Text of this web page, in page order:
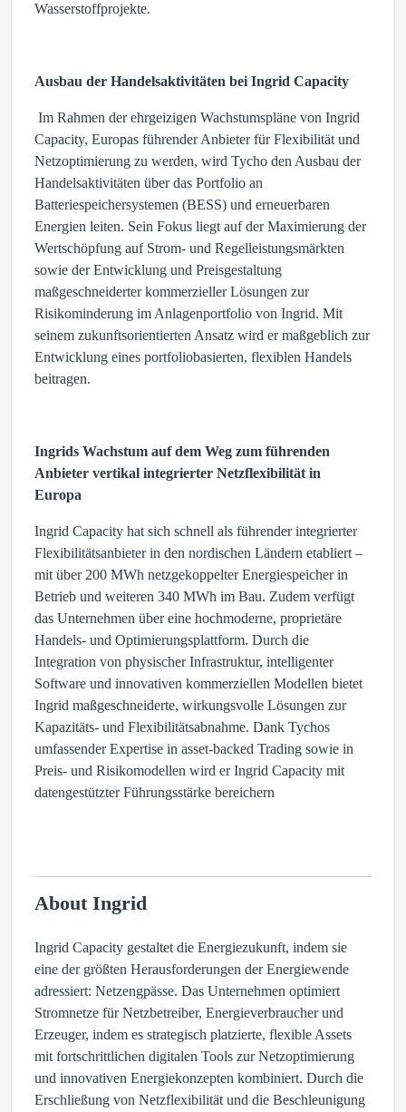
Wasserstoffprojekte.
Ausbau der Handelsaktivitäten bei Ingrid Capacity
Im Rahmen der ehrgeizigen Wachstumspläne von Ingrid
Capacity, Europas führender Anbieter für Flexibilität und
Netzoptimierung zu werden, wird Tycho den Ausbau der
Handelsaktivitäten über das Portfolio an
Batteriespeichersystemen (BESS) und erneuerbaren
Energien leiten. Sein Fokus liegt auf der Maximierung der
Wertschöpfung auf Strom- und Regelleistungsmärkten
sowie der Entwicklung und Preisgestaltung
maßgeschneiderter kommerzieller Lösungen zur
Risikominderung im Anlagenportfolio von Ingrid. Mit
seinem zukunftsorientierten Ansatz wird er maßgeblich zur
Entwicklung eines portfoliobasierten, flexiblen Handels
beitragen.
Ingrids Wachstum auf dem Weg zum führenden
Anbieter vertikal integrierter Netzflexibilität in
Europa
Ingrid Capacity hat sich schnell als führender integrierter
Flexibilitätsanbieter in den nordischen Ländern etabliert –
mit über 200 MWh netzgekoppelter Energiespeicher in
Betrieb und weiteren 340 MWh im Bau. Zudem verfügt
das Unternehmen über eine hochmoderne, proprietäre
Handels- und Optimierungsplattform. Durch die
Integration von physischer Infrastruktur, intelligenter
Software und innovativen kommerziellen Modellen bietet
Ingrid maßgeschneiderte, wirkungsvolle Lösungen zur
Kapazitäts- und Flexibilitätsabnahme. Dank Tychos
umfassender Expertise in asset-backed Trading sowie in
Preis- und Risikomodellen wird er Ingrid Capacity mit
datengestützter Führungsstärke bereichern
About Ingrid
Ingrid Capacity gestaltet die Energiezukunft, indem sie
eine der größten Herausforderungen der Energiewende
adressiert: Netzengpässe. Das Unternehmen optimiert
Stromnetze für Netzbetreiber, Energieverbraucher und
Erzeuger, indem es strategisch platzierte, flexible Assets
mit fortschrittlichen digitalen Tools zur Netzoptimierung
und innovativen Energiekonzepten kombiniert. Durch die
Erschließung von Netzflexibilität und die Beschleunigung